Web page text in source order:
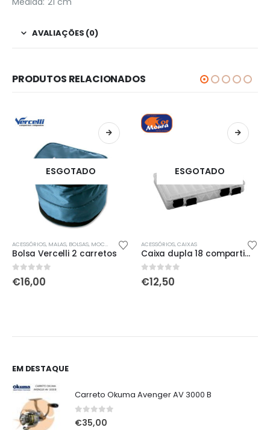
AVALIAÇÕES (0)
PRODUTOS RELACIONADOS
ESGOTADO
ACESSÓRIOS, MALAS, BOLSAS, MOCHILAS & SACOS
Bolsa Vercelli 2 carretos
0out of 5
€16,00
ESGOTADO
ACESSÓRIOS,CAIXAS
Caixa dupla 18 compartimentos Cormoura
0out of 5
€12,50
EM DESTAQUE
Carreto Okuma Avenger AV 3000 B
0out of 5
€35,00